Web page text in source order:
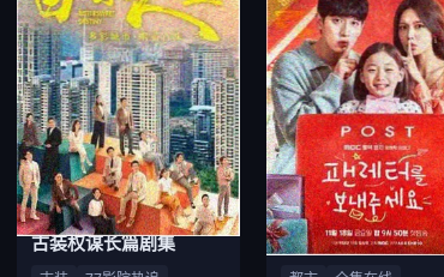
古装权谋长篇剧集 都市家庭情感连续剧